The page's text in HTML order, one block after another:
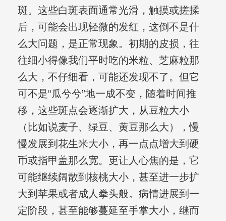
斑。这些白斑表面通常光滑，触摸或搓揉
后，可能会出现轻微的发红，这倒不是什
么大问题，是正常现象。初期的皮损，往
往细小得像我们平时吃的米粒、芝麻粒那
么大，不仔细看，可能还发现不了。但它
可不是“瓜兮兮”地一成不变，随着时间推
移，这些斑点会逐渐扩大，从豆粒大小
（比如说麦子、绿豆、黄豆那么大），慢
慢发展到花生米大小，再一点点增大到硬
币或指甲盖那么宽。更让人心焦的是，它
可能继续阔散到核桃大小，甚至进一步扩
大到苹果或者成人拳头般。病情进展到一
定阶段，甚至能够蔓延至手掌大小，继而